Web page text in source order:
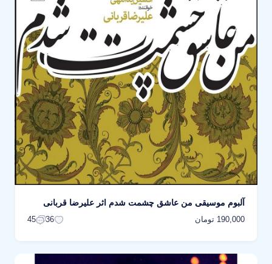
آلبوم موسیقی من عاشق چشمت شدم اثر علیرضا قربانی
190,000 تومان 36
45